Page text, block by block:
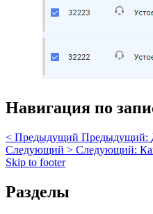
Навигация по
< Предыдущий Предыдущий:
Следующий > Следующий:
Skip to footer
Разделы